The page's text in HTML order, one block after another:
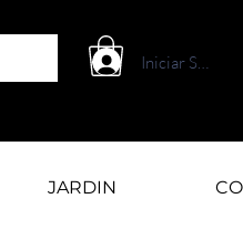
Iniciar Sesión
JARDIN